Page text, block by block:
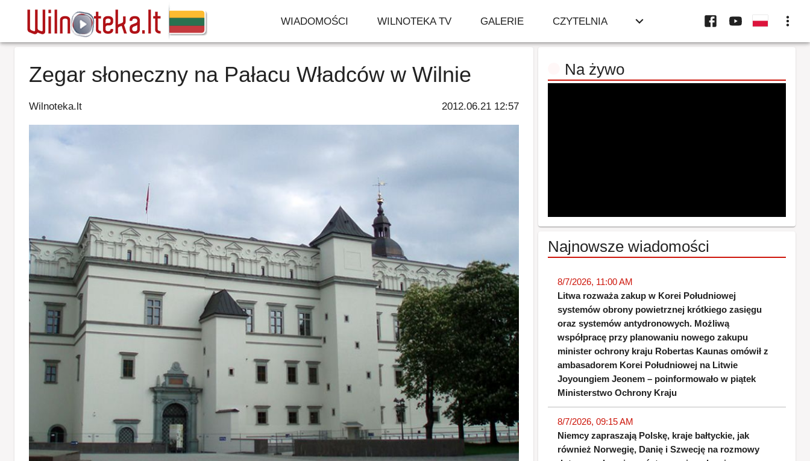
WIADOMOŚCI WILNOTEKA TV GALERIE CZYTELNIA
Zegar słoneczny na Pałacu Władców w Wilnie
Wilnoteka.lt 2012.06.21 12:57
Na żywo
Najnowsze wiadomości
8/7/2026, 11:00 AM
Litwa rozważa zakup w Korei Południowej
systemów obrony powietrznej krótkiego zasięgu
oraz systemów antydronowych. Możliwą
współpracę przy planowaniu nowego zakupu
minister ochrony kraju Robertas Kaunas omówił z
ambasadorem Korei Południowej na Litwie
Joyoungiem Jeonem – poinformowało w piątek
Ministerstwo Ochrony Kraju
8/7/2026, 09:15 AM
Niemcy zapraszają Polskę, kraje bałtyckie, jak
również Norwegię, Danię i Szwecję na rozmowy